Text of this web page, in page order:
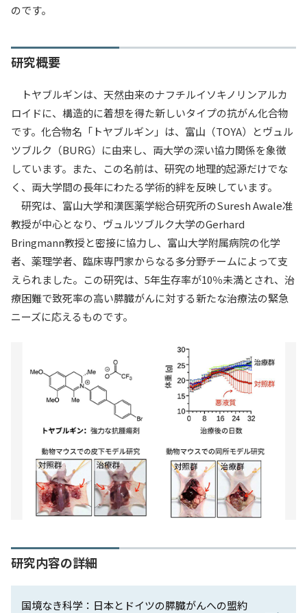
のです。
研究概要
トヤブルギンは、天然由来のナフチルイソキノリンアルカ
ロイドに、構造的に着想を得た新しいタイプの抗がん化合物
です。化合物名「トヤブルギン」は、富山（TOYA）とヴュル
ツブルク（BURG）に由来し、両大学の深い協力関係を象徴
しています。また、この名前は、研究の地理的起源だけでな
く、両大学間の長年にわたる学術的絆を反映しています。
研究は、富山大学和漢医薬学総合研究所のSuresh Awale准
教授が中心となり、ヴュルツブルク大学のGerhard
Bringmann教授と密接に協力し、富山大学附属病院の化学
者、薬理学者、臨床専門家からなる多分野チームによって支
えられました。この研究は、5年生存率が10％未満とされ、治
療困難で致死率の高い膵臓がんに対する新たな治療法の緊急
ニーズに応えるものです。
研究内容の詳細
国境なき科学：日本とドイツの膵臓がんへの盟約